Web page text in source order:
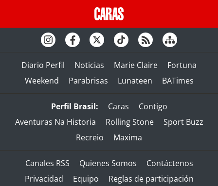
Diario Perfil Noticias Marie Claire
Fortuna
Weekend
Parabrisas Lunateen BATimes
Perfil Brasil: Caras
Contigo
Aventuras Na Historia
Rolling Stone
Sport Buzz
Recreio
Maxima
Canales RSS Quienes Somos
Contáctenos
Privacidad
Equipo Reglas de participación